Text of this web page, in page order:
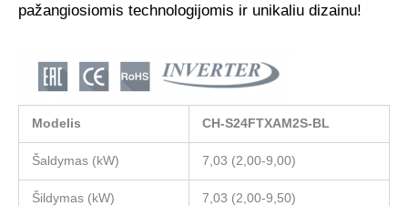
pažangiosiomis technologijomis ir unikaliu dizainu!
Modelis CH-S24FTXAM2S-BL
Šaldymas (kW) 7,03 (2,00-9,00)
Šildymas (kW) 7,03 (2,00-9,50)